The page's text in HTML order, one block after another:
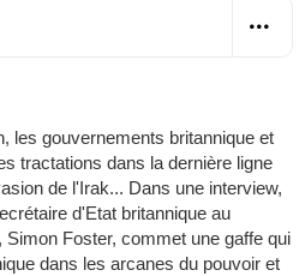
les gouvernements britannique et
tractations dans la dernière ligne
de l'Irak... Dans une interview,
d'Etat britannique au
Foster, commet une gaffe qui
dans les arcanes du pouvoir et